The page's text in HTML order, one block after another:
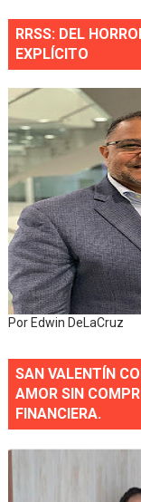
RRSS: DEL
EXPLÍCITO
Por Edwin DeLaCruz
SAN VALENTÍN
AMOR SIN
FINANCIERA.